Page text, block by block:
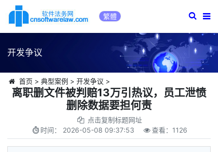
繁體
开发争议
首页 > 典型案例 > 开发争议 >
离职删文件被判赔13万引热议，员工泄愤
删除数据要担何责
点击复制标题网址
时间： 2026-05-08 09:37:53 查看： 1126